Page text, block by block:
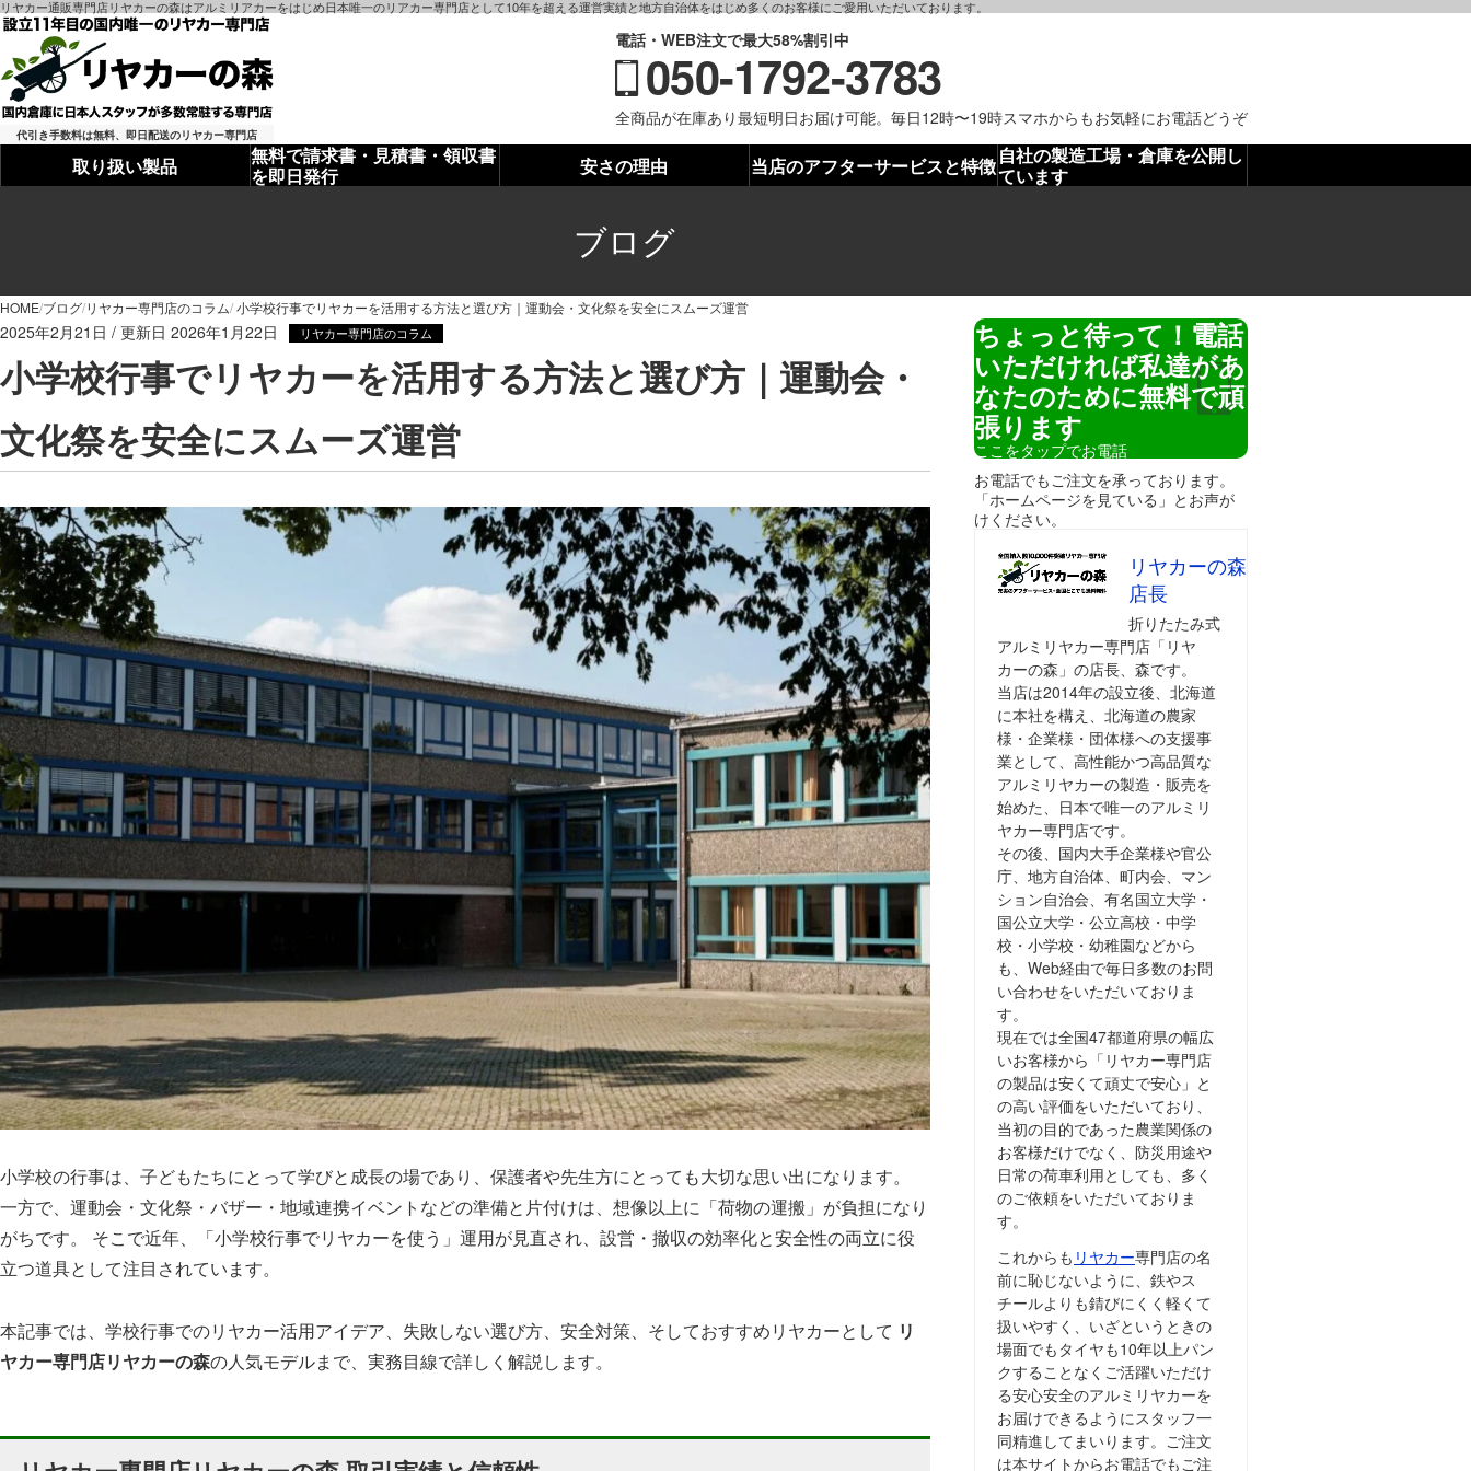
リヤカー通販専門店リヤカーの森はアルミリアカーをはじめ日本唯一のリアカー専門店として10年を超える運営実績と地方自治体をはじめ多くのお客様にご愛用いただいております。
代引き手数料は無料、即日配送のリヤカー専門店
電話・WEB注文で最大58%割引中
050-1792-3783
全商品が在庫あり最短明日お届け可能。毎日12時〜19時スマホからもお気軽にお電話どうぞ
取り扱い製品
無料で請求書・見積書・領収書
を即日発行
安さの理由 当店のアフターサービスと特徴自社の製造工場・倉庫を公開し
ています
ブログ
HOMEブログリヤカー専門店のコラム 小学校行事でリヤカーを活用する方法と選び方｜運動会・文化祭を安全にスムーズ運営
2025年2月21日 2026年1月22日 リヤカー専門店のコラム
小学校行事でリヤカーを活用する方法と選び方｜運動会・
文化祭を安全にスムーズ運営
小学校の行事は、子どもたちにとって学びと成長の場であり、保護者や先生方にとっても大切な思い出になります。
一方で、運動会・文化祭・バザー・地域連携イベントなどの準備と片付けは、想像以上に「荷物の運搬」が負担になり
がちです。 そこで近年、「小学校行事でリヤカーを使う」運用が見直され、設営・撤収の効率化と安全性の両立に役
立つ道具として注目されています。
本記事では、学校行事でのリヤカー活用アイデア、失敗しない選び方、安全対策、そしておすすめリヤカーとして リ
ヤカー専門店リヤカーの森の人気モデルまで、実務目線で詳しく解説します。
ちょっと待って！電話
いただければ私達があ
なたのために無料で頑
張ります
ここをタップでお電話
お電話でもご注文を承っております。
「ホームページを見ている」とお声が
けください。
リヤカーの森
店長
折りたたみ式
アルミリヤカー専門店「リヤ
カーの森」の店長、森です。
当店は2014年の設立後、北海道
に本社を構え、北海道の農家
様・企業様・団体様への支援事
業として、高性能かつ高品質な
アルミリヤカーの製造・販売を
始めた、日本で唯一のアルミリ
ヤカー専門店です。
その後、国内大手企業様や官公
庁、地方自治体、町内会、マン
ション自治会、有名国立大学・
国公立大学・公立高校・中学
校・小学校・幼稚園などから
も、Web経由で毎日多数のお問
い合わせをいただいておりま
す。
現在では全国47都道府県の幅広
いお客様から「リヤカー専門店
の製品は安くて頑丈で安心」と
の高い評価をいただいており、
当初の目的であった農業関係の
お客様だけでなく、防災用途や
日常の荷車利用としても、多く
のご依頼をいただいておりま
す。
これからも リヤカー専門店の名
前に恥じないように、鉄やス
チールよりも錆びにくく軽くて
扱いやすく、いざというときの
場面でもタイヤも10年以上パン
クすることなくご活躍いただけ
る安心安全のアルミリヤカーを
お届けできるようにスタッフ一
同精進してまいります。ご注文
は本サイトからお電話でもご注